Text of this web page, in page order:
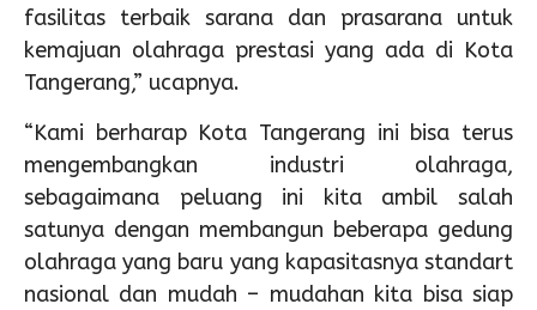
fasilitas terbaik sarana dan prasarana untuk
kemajuan olahraga prestasi yang ada di Kota
Tangerang,” ucapnya.
“Kami berharap Kota Tangerang ini bisa terus
mengembangkan industri olahraga,
sebagaimana peluang ini kita ambil salah
satunya dengan membangun beberapa gedung
olahraga yang baru yang kapasitasnya standart
nasional dan mudah – mudahan kita bisa siap